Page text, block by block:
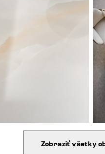
Zobraziť všetky